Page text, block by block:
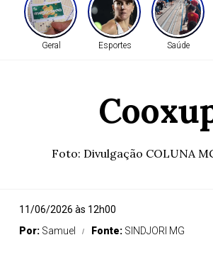
Geral Esportes Saúde
Foto: Divulgação COLUNA
11/06/2026 às 12h00
Por: Samuel Fonte: SINDJORI MG